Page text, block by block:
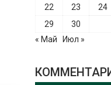
22
23 24
29
30
« Май
Июл »